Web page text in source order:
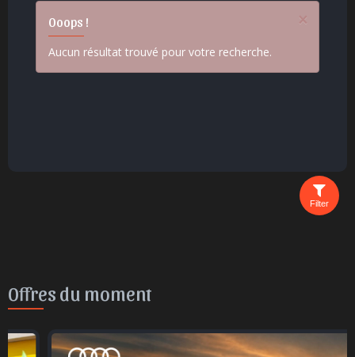
×
Ooops !
Aucun résultat trouvé pour votre recherche.
Filter
Offres du moment